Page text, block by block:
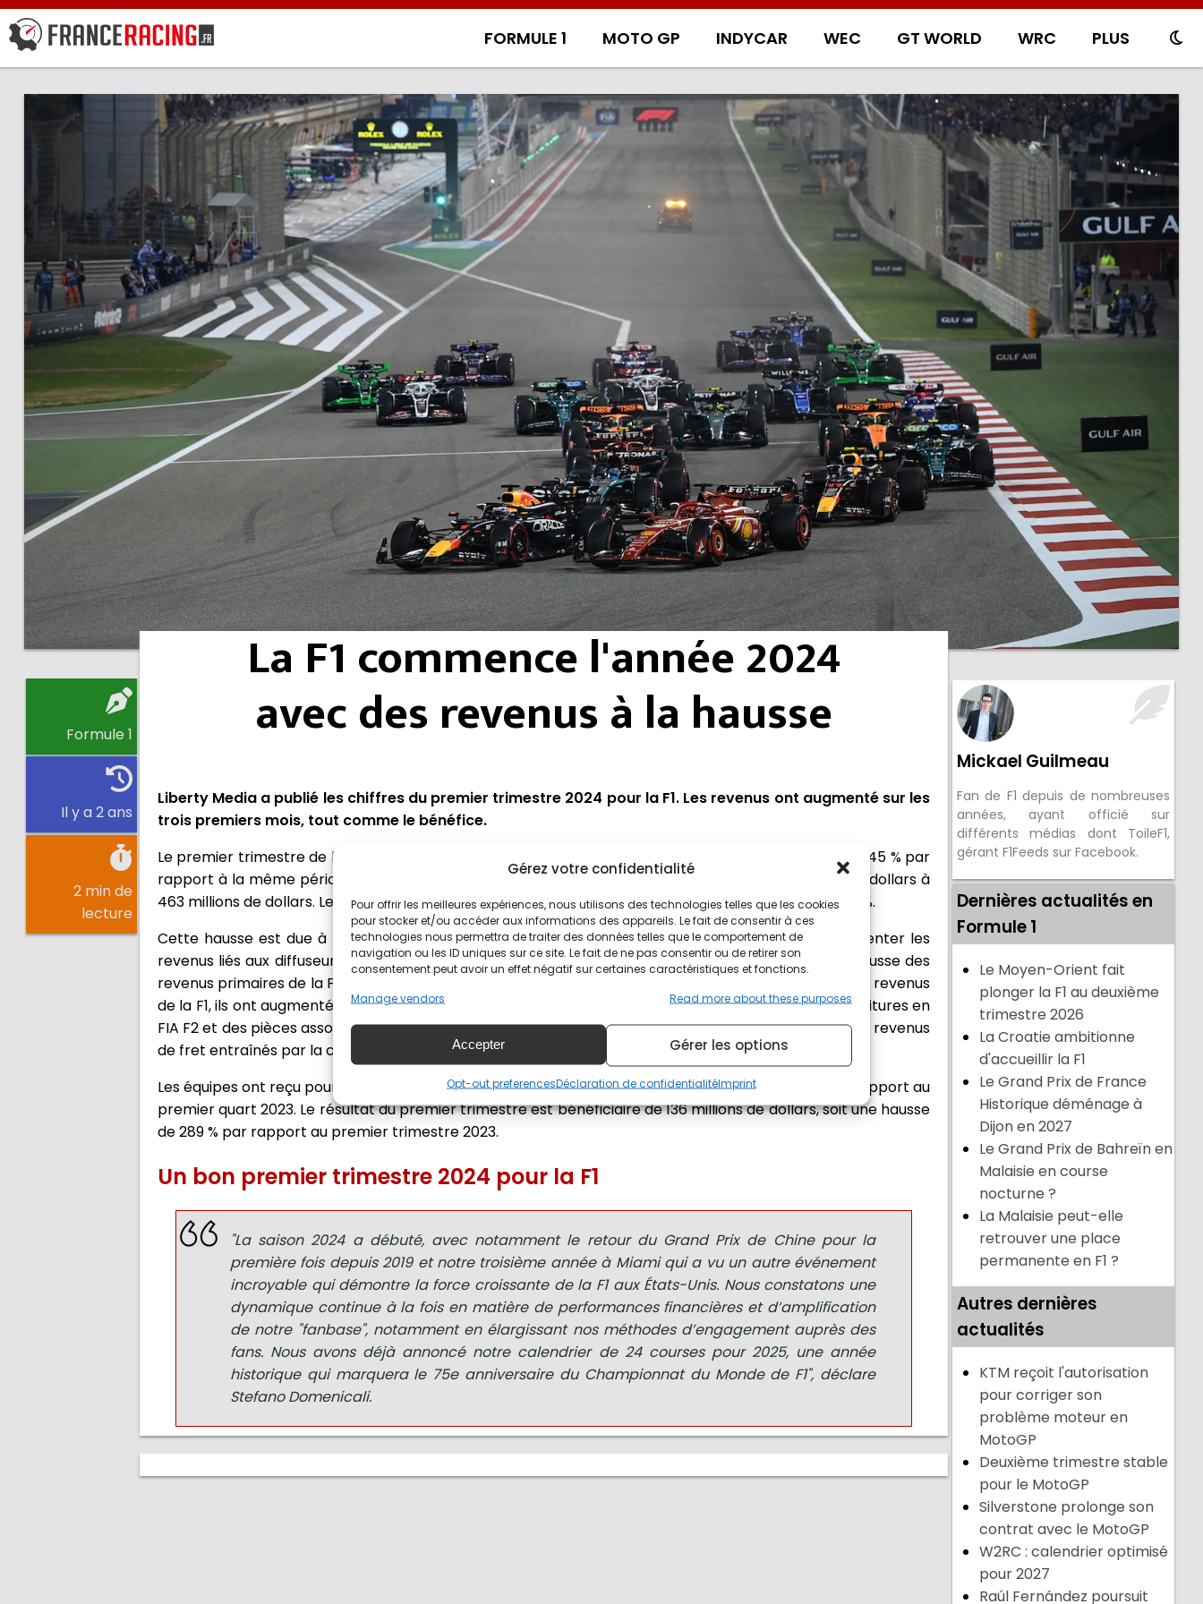
Gérez votre confidentialité
Pour offrir les meilleures expériences, nous utilisons des technologies telles que les cookies
pour stocker et/ou accéder aux informations des appareils. Le fait de consentir à ces
technologies nous permettra de traiter des données telles que le comportement de
navigation ou les ID uniques sur ce site. Le fait de ne pas consentir ou de retirer son
consentement peut avoir un effet négatif sur certaines caractéristiques et fonctions.
Manage vendors
Read more about these purposes
Accepter Gérer les options
Opt-out preferencesDéclaration de confidentialitéImprint
FORMULE 1 MOTO GP INDYCAR WEC GT WORLD WRC PLUS
Formule 1
Il y a 2 ans
2 min de
lecture
La F1 commence l'année 2024
avec des revenus à la hausse
Liberty Media a publié les chiffres du premier trimestre 2024 pour la F1. Les revenus ont augmenté sur les
trois premiers mois, tout comme le bénéfice.
Le premier trimestre de la F1 a été excellent pour la discipline. Les revenus de la F1 ont augmenté de 45 % par
rapport à la même période l'an passé. Ainsi, le chiffre d'affaires de la F1 est passé de 314 millions de dollars à
463 millions de dollars. Les autres revenus, qui comprennent notamment la FIA F2, ont augmenté 34 %.
Cette hausse est due à l'organisation d'une course supplémentaire, ce qui a eu pour effet d'augmenter les
revenus liés aux diffuseurs et au sponsoring. Outre l'organisation d'une course supplémentaire, la hausse des
revenus primaires de la F1 est également due à la hausse des frais pour accueillir la F1. Pour les autres revenus
de la F1, ils ont augmenté au premier trimestre, principalement en raison de la vente de nouvelles voitures en
FIA F2 et des pièces associées, ainsi que de la hausse des revenus des hospitalités et de la hausse des revenus
de fret entraînés par la course supplémentaire organisée au cours de la dernière période.
Les équipes ont reçu pour le premier quart 2024 la somme de 163 millions de dollars, soit +46 % par rapport au
premier quart 2023. Le résultat du premier trimestre est bénéficiaire de 136 millions de dollars, soit une hausse
de 289 % par rapport au premier trimestre 2023.
Un bon premier trimestre 2024 pour la F1
"La saison 2024 a débuté, avec notamment le retour du Grand Prix de Chine pour la
première fois depuis 2019 et notre troisième année à Miami qui a vu un autre événement
incroyable qui démontre la force croissante de la F1 aux États-Unis. Nous constatons une
dynamique continue à la fois en matière de performances financières et d’amplification
de notre "fanbase", notamment en élargissant nos méthodes d’engagement auprès des
fans. Nous avons déjà annoncé notre calendrier de 24 courses pour 2025, une année
historique qui marquera le 75e anniversaire du Championnat du Monde de F1", déclare
Stefano Domenicali.
Mickael Guilmeau
Fan de F1 depuis de nombreuses
années, ayant officié sur
différents médias dont ToileF1,
gérant F1Feeds sur Facebook.
Dernières actualités en
Formule 1
Le Moyen-Orient fait
plonger la F1 au deuxième
trimestre 2026
La Croatie ambitionne
d'accueillir la F1
Le Grand Prix de France
Historique déménage à
Dijon en 2027
Le Grand Prix de Bahreïn en
Malaisie en course
nocturne ?
La Malaisie peut-elle
retrouver une place
permanente en F1 ?
Autres dernières
actualités
KTM reçoit l'autorisation
pour corriger son
problème moteur en
MotoGP
Deuxième trimestre stable
pour le MotoGP
Silverstone prolonge son
contrat avec le MotoGP
W2RC : calendrier optimisé
pour 2027
Raúl Fernández poursuit